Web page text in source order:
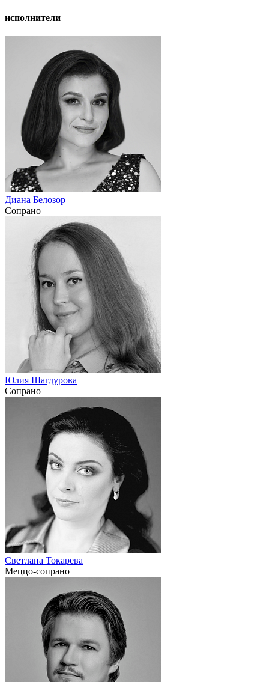
исполнители
Диана Белозор
Сопрано
Юлия Шагдурова
Сопрано
Светлана Токарева
Меццо-сопрано